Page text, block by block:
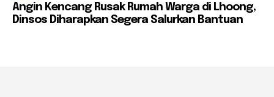
Angin Kencang Rusak Rumah Warga di Lhoong,
Dinsos Diharapkan Segera Salurkan Bantuan